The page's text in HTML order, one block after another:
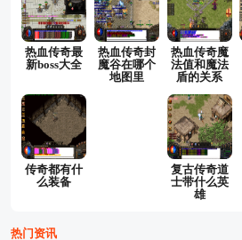
热血传奇最
新boss大全
热血传奇封
魔谷在哪个
地图里
热血传奇魔
法值和魔法
盾的关系
传奇都有什
么装备
复古传奇道
士带什么英
雄
热门资讯